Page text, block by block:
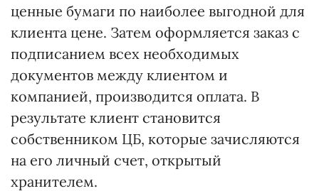
ценные бумаги по наиболее выгодной для
клиента цене. Затем оформляется заказ с
подписанием всех необходимых
документов между клиентом и
компанией, производится оплата. В
результате клиент становится
собственником ЦБ, которые зачисляются
на его личный счет, открытый
хранителем.